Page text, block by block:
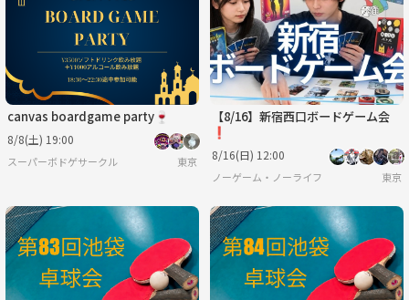
canvas boardgame party🍷
8/8(土) 19:00
スーパーボドゲサークル 東京
【8/16】新宿西口ボードゲーム会
❗️
8/16(日) 12:00
ノーゲーム・ノーライフ 東京